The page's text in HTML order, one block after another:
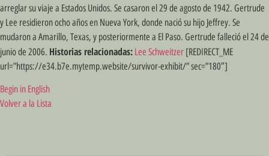
arreglar su viaje a Estados Unidos. Se casaron el 29 de agosto de 1942. Gertrude
y Lee residieron ocho años en Nueva York, donde nació su hijo Jeffrey. Se
mudaron a Amarillo, Texas, y posteriormente a El Paso. Gertrude falleció el 24 de
junio de 2006. Historias relacionadas: Lee Schweitzer [REDIRECT_ME
url=”https://e34.b7e.mytemp.website/survivor-exhibit/” sec=”180″]
Begin in English
Volver a la Lista